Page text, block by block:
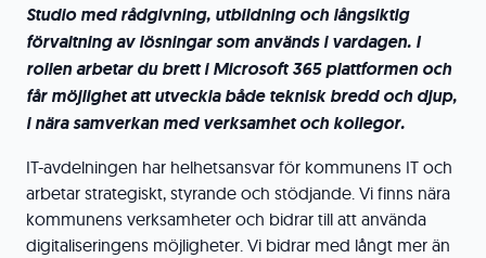
Studio med rådgivning, utbildning och långsiktig
förvaltning av lösningar som används i vardagen. I
rollen arbetar du brett i Microsoft 365 plattformen och
får möjlighet att utveckla både teknisk bredd och djup,
i nära samverkan med verksamhet och kollegor.
IT-avdelningen har helhetsansvar för kommunens IT och
arbetar strategiskt, styrande och stödjande. Vi finns nära
kommunens verksamheter och bidrar till att använda
digitaliseringens möjligheter. Vi bidrar med långt mer än